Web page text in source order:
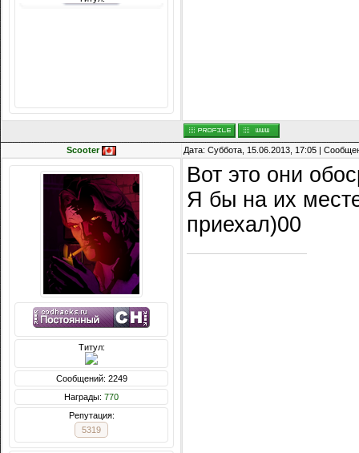
14216
Scooter Дата: Суббота, 15.06.2013, 17:05 |
Титул:
Сообщений: 2249
Награды: 770
Репутация:
5319
Вот это они
Я бы на их
приехал)00